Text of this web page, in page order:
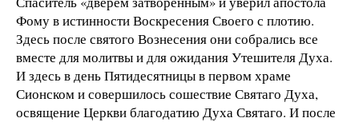
Фому в истинности Воскресения Своего с плотию.
Здесь после святого Вознесения они собрались все
вместе для молитвы и для ожидания Утешителя Духа.
И здесь в день Пятидесятницы в первом храме
Сионском и совершилось сошествие Святаго Духа,
освящение Церкви благодатию Духа Святаго. И после